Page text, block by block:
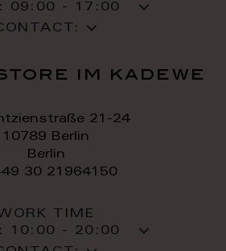
09:00 - 17:00
im kadewe
21-24
10789 Berlin
Berlin
30 21964150
TIME
10:00 - 20:00